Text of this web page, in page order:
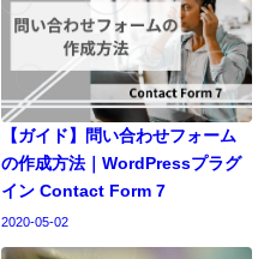
【ガイド】問い合わせフォーム
の作成方法｜WordPressプラグ
イン Contact Form 7
2020-05-02